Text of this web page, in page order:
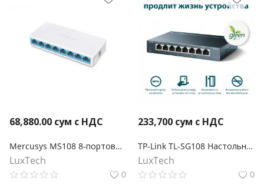
68,880.00 сум с НДС
Mercusys MS108 8-портовый 10/100 Мбит/с настольный коммутатор
LuxTech
0
233,700 сум с НДС
TP-Link TL-SG108 Настольный коммутатор с 8 гигабитными портами
LuxTech
0